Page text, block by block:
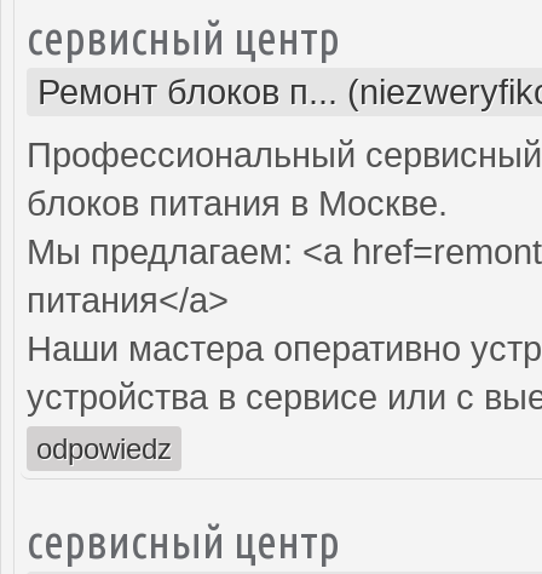
сервисный центр
Ремонт блоков п...
Профессиональный
блоков питания в Москве.
Мы предлагаем: <a
питания</a>
Наши мастера оперативно
устройства в сервисе или с
odpowiedz
сервисный центр